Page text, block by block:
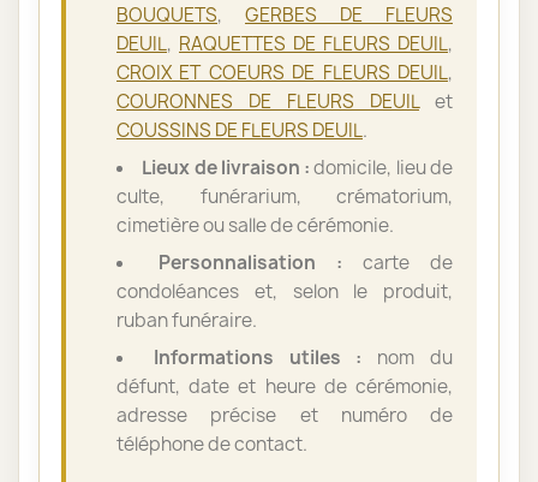
BOUQUETS, GERBES DE FLEURS
DEUIL, RAQUETTES DE FLEURS DEUIL,
CROIX ET COEURS DE FLEURS DEUIL,
COURONNES DE FLEURS DEUILet
COUSSINS DE FLEURS DEUIL.
Lieux de livraison :domicile, lieu de
culte, funérarium, crématorium,
cimetière ou salle de cérémonie.
Personnalisation : carte de
condoléances et, selon le produit,
ruban funéraire.
Informations utiles : nom du
défunt, date et heure de cérémonie,
adresse précise et numéro de
téléphone de contact.